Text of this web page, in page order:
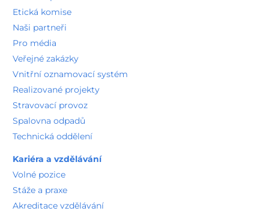
Etická komise
Naši partneři
Pro média
Veřejné zakázky
Vnitřní oznamovací systém
Realizované projekty
Stravovací provoz
Spalovna odpadů
Technická oddělení
Kariéra a vzdělávání
Volné pozice
Stáže a praxe
Akreditace vzdělávání